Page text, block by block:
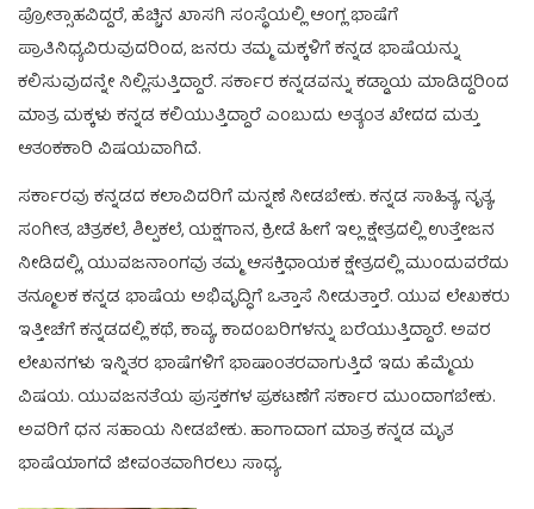
ಪ್ರೋತ್ಸಾಹವಿದ್ದರೆ, ಹೆಚ್ಚಿನ ಖಾಸಗಿ ಸಂಸ್ಥೆಯಲ್ಲಿ ಆಂಗ್ಲ ಭಾಷೆಗೆ
ಪ್ರಾತಿನಿಧ್ಯವಿರುವುದರಿಂದ, ಜನರು ತಮ್ಮ ಮಕ್ಕಳಿಗೆ ಕನ್ನಡ ಭಾಷೆಯನ್ನು
ಕಲಿಸುವುದನ್ನೇ ನಿಲ್ಲಿಸುತ್ತಿದ್ದಾರೆ. ಸರ್ಕಾರ ಕನ್ನಡವನ್ನು ಕಡ್ಡಾಯ ಮಾಡಿದ್ದರಿಂದ
ಮಾತ್ರ ಮಕ್ಕಳು ಕನ್ನಡ ಕಲಿಯುತ್ತಿದ್ದಾರೆ ಎಂಬುದು ಅತ್ಯಂತ ಖೇದದ ಮತ್ತು
ಆತಂಕಕಾರಿ ವಿಷಯವಾಗಿದೆ.
ಸರ್ಕಾರವು ಕನ್ನಡದ ಕಲಾವಿದರಿಗೆ ಮನ್ನಣೆ ನೀಡಬೇಕು. ಕನ್ನಡ ಸಾಹಿತ್ಯ, ನೃತ್ಯ,
ಸಂಗೀತ, ಚಿತ್ರಕಲೆ, ಶಿಲ್ಪಕಲೆ, ಯಕ್ಷಗಾನ, ಕ್ರೀಡೆ ಹೀಗೆ ಇಲ್ಲ ಕ್ಷೇತ್ರದಲ್ಲಿ ಉತ್ತೇಜನ
ನೀಡಿದಲ್ಲಿ, ಯುವಜನಾಂಗವು ತಮ್ಮ ಆಸಕ್ತಿಧಾಯಕ ಕ್ಷೇತ್ರದಲ್ಲಿ ಮುಂದುವರೆದು
ತನ್ಮೂಲಕ ಕನ್ನಡ ಭಾಷೆಯ ಅಭಿವೃದ್ಧಿಗೆ ಒತ್ತಾಸೆ ನೀಡುತ್ತಾರೆ. ಯುವ ಲೇಖಕರು
ಇತ್ತೀಚೆಗೆ ಕನ್ನಡದಲ್ಲಿ ಕಥೆ, ಕಾವ್ಯ, ಕಾದಂಬರಿಗಳನ್ನು ಬರೆಯುತ್ತಿದ್ದಾರೆ. ಅವರ
ಲೇಖನಗಳು ಇನ್ನಿತರ ಭಾಷೆಗಳಿಗೆ ಭಾಷಾಂತರವಾಗುತ್ತಿದೆ ಇದು ಹೆಮ್ಮೆಯ
ವಿಷಯ. ಯುವಜನತೆಯ ಪುಸ್ತಕಗಳ ಪ್ರಕಟಣೆಗೆ ಸರ್ಕಾರ ಮುಂದಾಗಬೇಕು.
ಅವರಿಗೆ ಧನ ಸಹಾಯ ನೀಡಬೇಕು. ಹಾಗಾದಾಗ ಮಾತ್ರ ಕನ್ನಡ ಮೃತ
ಭಾಷೆಯಾಗದೆ ಜೀವಂತವಾಗಿರಲು ಸಾಧ್ಯ.